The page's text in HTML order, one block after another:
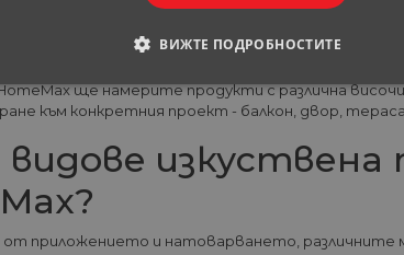
трева е практично и дългосрочно решение за
ще намерите продукти с различна
към конкретния проект - балкон, двор,
видове
приложението и натоварването, различните
ВИЖТЕ ПОДРОБНОСТИТЕ
СТАТИСТИЧЕСКИ
Статистически Маркетингoви